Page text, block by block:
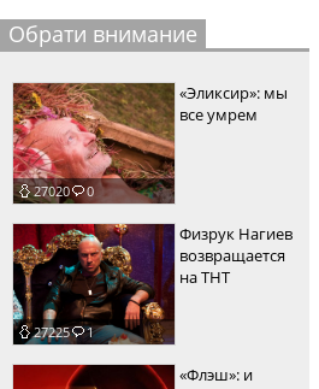
пїЅпїЅпїЅ
пїЅпїЅпїЅ
пїЅпїЅпїЅ пїЅпїЅпїЅпїЅпїЅ
пїЅпїЅпїЅ
пїЅпїЅпїЅпїЅпїЅ
Обрати внимание
27020 0
«Эликсир»: мы
все умрем
27225 1
Физрук Нагиев
возвращается
на ТНТ
«Флэш»: и